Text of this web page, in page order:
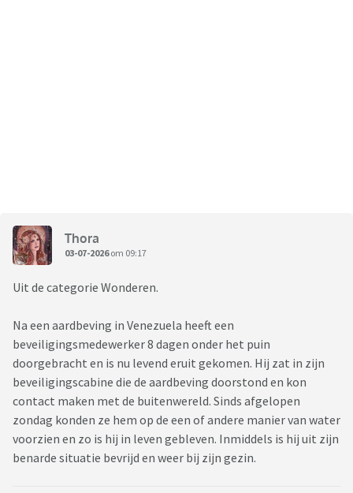
Thora
03-07-2026om 09:17
Uit de categorie Wonderen.
Na een aardbeving in Venezuela heeft een
beveiligingsmedewerker 8 dagen onder het puin
doorgebracht en is nu levend eruit gekomen. Hij zat in zijn
beveiligingscabine die de aardbeving doorstond en kon
contact maken met de buitenwereld. Sinds afgelopen
zondag konden ze hem op de een of andere manier van water
voorzien en zo is hij in leven gebleven. Inmiddels is hij uit zijn
benarde situatie bevrijd en weer bij zijn gezin.